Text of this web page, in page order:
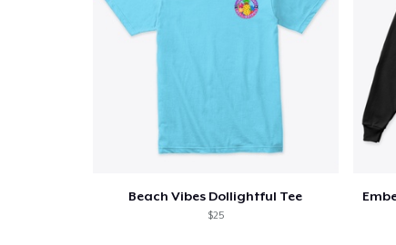
Beach Vibes Dollightful Tee
$25